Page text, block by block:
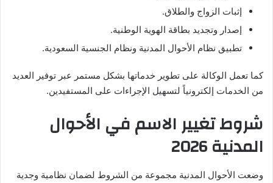
إثبات الزواج والطلاق.
إصدار وتجديد بطاقة الهوية الوطنية.
تطبيق نظام الأحوال المدنية ونظام الجنسية السعودية.
كما تعمل الوكالة على تطوير خدماتها بشكل مستمر عبر توفير العديد
من الخدمات إلكترونياً لتسهيل الإجراءات على المستفيدين.
شروط تغيير الاسم في الأحوال
المدنية 2026
وضعت الأحوال المدنية مجموعة من الشروط لضمان نظامية وجدية